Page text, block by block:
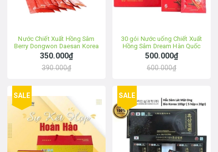
Nước Chiết Xuất Hồng Sâm
Berry Dongwon Daesan Korea
20Góix70ml
350.000₫
390.000₫
30 gói Nước uống Chiết Xuất
Hồng Sâm Dream Hàn Quốc
500.000₫
600.000₫
SALE SALE